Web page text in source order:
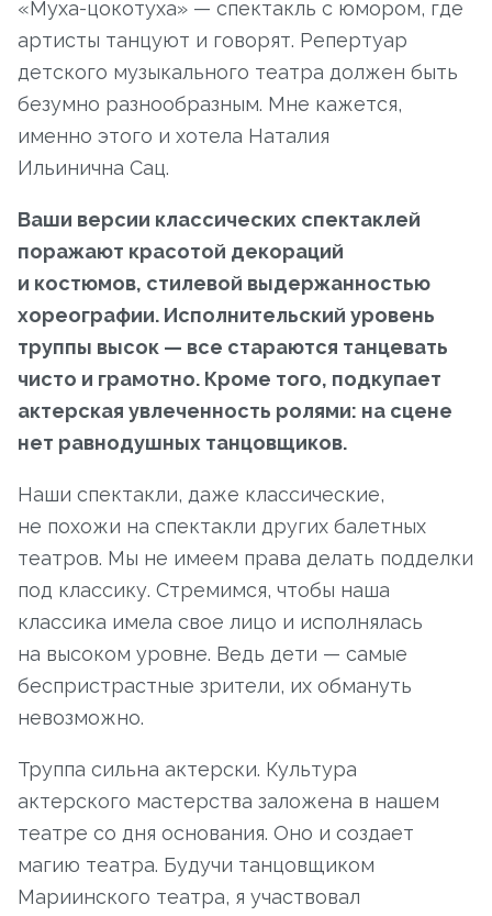
«Муха-цокотуха» — спектакль с юмором, где
артисты танцуют и говорят. Репертуар
детского музыкального театра должен быть
безумно разнообразным. Мне кажется,
именно этого и хотела Наталия
Ильинична Сац.
Ваши версии классических спектаклей
поражают красотой декораций
и костюмов, стилевой выдержанностью
хореографии. Исполнительский уровень
труппы высок — все стараются танцевать
чисто и грамотно. Кроме того, подкупает
актерская увлеченность ролями: на сцене
нет равнодушных танцовщиков.
Наши спектакли, даже классические,
не похожи на спектакли других балетных
театров. Мы не имеем права делать подделки
под классику. Стремимся, чтобы наша
классика имела свое лицо и исполнялась
на высоком уровне. Ведь дети — самые
беспристрастные зрители, их обмануть
невозможно.
Труппа сильна актерски. Культура
актерского мастерства заложена в нашем
театре со дня основания. Оно и создает
магию театра. Будучи танцовщиком
Мариинского театра, я участвовал